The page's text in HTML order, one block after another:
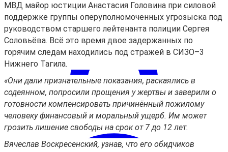
Перейти в избранное
МВД майор юстиции Анастасия Головина при силовой
поддержке группы оперуполномоченных угрозыска под
руководством старшего лейтенанта полиции Сергея
Соловьёва. Всё это время двое задержанных по
горячим следам находились под стражей в СИЗО–3
Нижнего Тагила.
«Они дали признательные показания, раскаялись в
содеянном, попросили прощения у жертвы и заверили о
готовности компенсировать причинённый пожилому
человеку финансовый и моральный ущерб. Им может
грозить лишение свободы на срок от 7 до 12 лет.
Вячеслав Воскресенский, узнав, что его обидчиков